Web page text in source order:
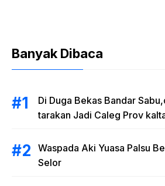
Banyak Dibaca
Di Duga Bekas Bandar
tarakan Jadi Caleg Prov
Waspada Aki Yuasa Palsu
Selor